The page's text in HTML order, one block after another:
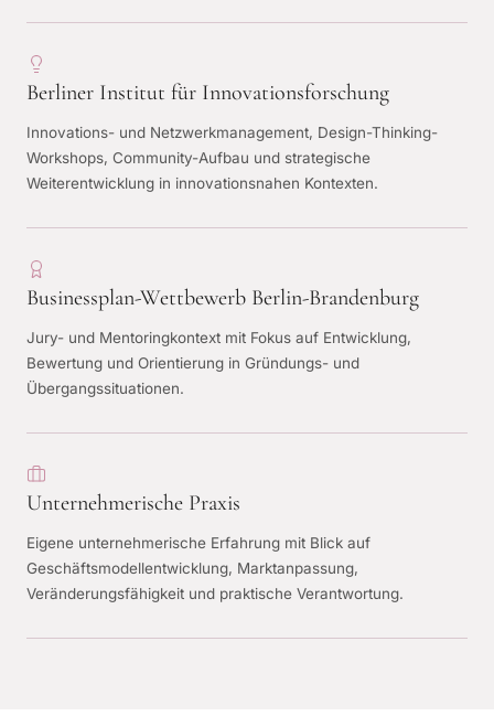
Berliner Institut für Innovationsforschung
Innovations- und Netzwerkmanagement, Design-Thinking-
Workshops, Community-Aufbau und strategische
Weiterentwicklung in innovationsnahen Kontexten.
Businessplan-Wettbewerb Berlin-Brandenburg
Jury- und Mentoringkontext mit Fokus auf Entwicklung,
Bewertung und Orientierung in Gründungs- und
Übergangssituationen.
Unternehmerische Praxis
Eigene unternehmerische Erfahrung mit Blick auf
Geschäftsmodellentwicklung, Marktanpassung,
Veränderungsfähigkeit und praktische Verantwortung.